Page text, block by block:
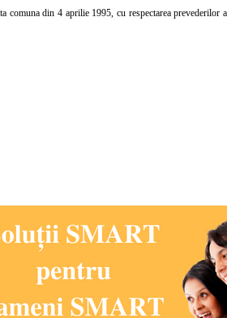
comuna din 4 aprilie 1995, cu respectarea prevederilor